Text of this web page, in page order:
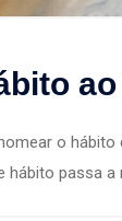
o hábito
passa a